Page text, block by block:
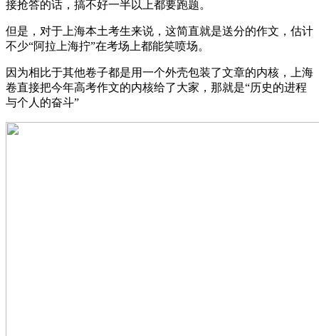
接抢答的话，搞不好一半以上都要跑题。
但是，对于上海本土考生来说，这简直就是送分的作文，估计
不少“阿拉上海拧”在考场上都能笑喷场。
因为相比于其他卷子都是用一个外壳包装了文章的内核，上海
卷直接把今年高考作文的内核给了大家，那就是“历史的进程
与个人的奋斗”